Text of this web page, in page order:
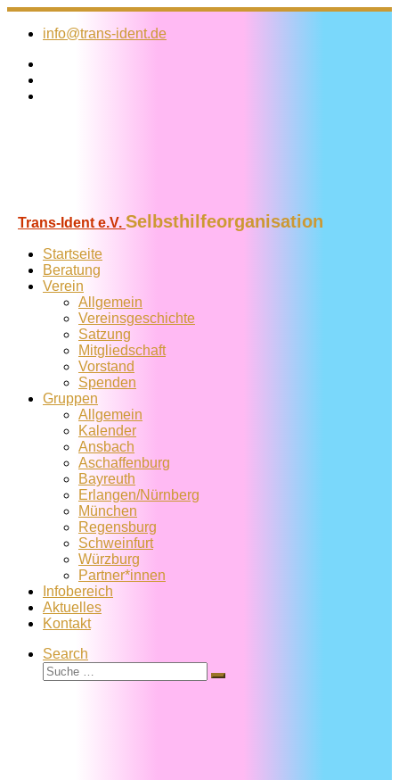
Zum
Inhalt
info@trans-ident.de
Trans-Ident e.V. Selbsthilfeorganisation
Startseite
Beratung
Verein
Allgemein
Vereins­geschichte
Satzung
Mitglied­schaft
Vorstand
Spenden
Gruppen
Allgemein
Kalender
Ansbach
Aschaffenburg
Bayreuth
Erlangen/Nürnberg
München
Regensburg
Schweinfurt
Würzburg
Partner*innen
Infobereich
Aktuelles
Kontakt
Search
Suche
Suche